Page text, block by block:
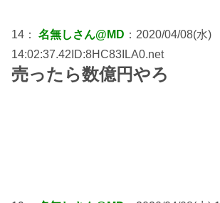
14： 名無しさん@MD ：2020/04/08(水)
14:02:37.42ID:8HC83ILA0.net
売ったら数億円やろ